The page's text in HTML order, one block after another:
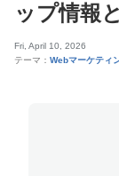
ップ情報
Fri, April 10, 2026
テーマ： Webマーケティ